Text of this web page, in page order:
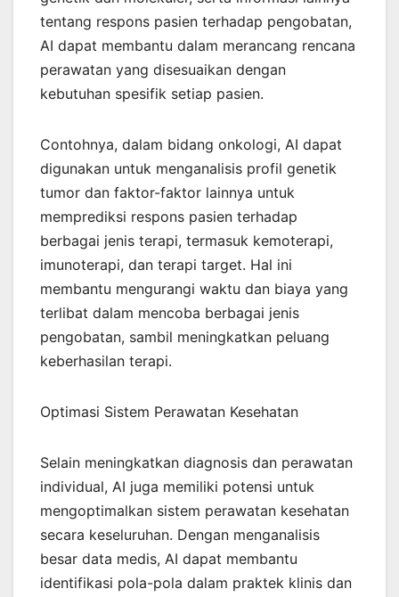
tentang respons pasien terhadap pengobatan,
AI dapat membantu dalam merancang rencana
perawatan yang disesuaikan dengan
kebutuhan spesifik setiap pasien.
Contohnya, dalam bidang onkologi, AI dapat
digunakan untuk menganalisis profil genetik
tumor dan faktor-faktor lainnya untuk
memprediksi respons pasien terhadap
berbagai jenis terapi, termasuk kemoterapi,
imunoterapi, dan terapi target. Hal ini
membantu mengurangi waktu dan biaya yang
terlibat dalam mencoba berbagai jenis
pengobatan, sambil meningkatkan peluang
keberhasilan terapi.
Optimasi Sistem Perawatan Kesehatan
Selain meningkatkan diagnosis dan perawatan
individual, AI juga memiliki potensi untuk
mengoptimalkan sistem perawatan kesehatan
secara keseluruhan. Dengan menganalisis
besar data medis, AI dapat membantu
identifikasi pola-pola dalam praktek klinis dan